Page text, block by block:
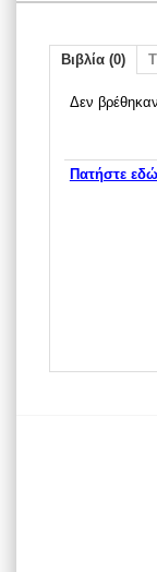
Βιβλία (0)
Δεν
Πατήστε